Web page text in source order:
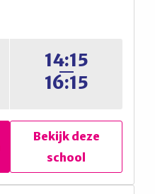
Zet in je agenda
14:15
16:15
Bekijk deze
school